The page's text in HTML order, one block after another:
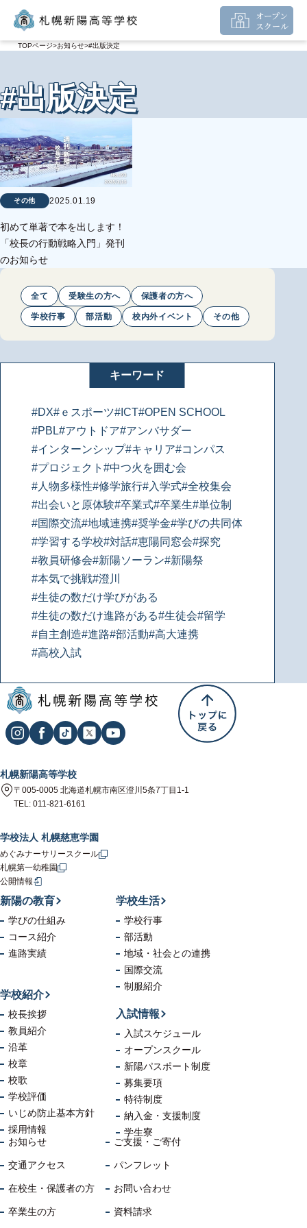
オープン
スクール
TOPページ お知らせ #出版決定
#出版決定
その他 2025.01.19
初めて単著で本を出します！
「校長の行動戦略入門」発刊
のお知らせ
全て 受験生の方へ 保護者の方へ
学校行事 部活動 校内外イベント その他
キーワード
#DX#ｅスポーツ#ICT#OPEN SCHOOL
#PBL#アウトドア#アンバサダー
#インターンシップ#キャリア#コンパス
#プロジェクト #中つ火を囲む会
#人物多様性#修学旅行#入学式#全校集会
#出会いと原体験#卒業式#卒業生#単位制
#国際交流#地域連携#奨学金#学びの共同体
#学習する学校#対話#恵陽同窓会#探究
#教員研修会#新陽ソーラン#新陽祭
#本気で挑戦#澄川
#生徒の数だけ学びがある
#生徒の数だけ進路がある#生徒会#留学
#自主創造#進路#部活動#高大連携
#高校入試
札幌新陽高等学校
〒005-0005 北海道札幌市南区澄川5条7丁目1-1
TEL: 011-821-6161
学校法人 札幌慈恵学園
めぐみナーサリースクール
札幌第一幼稚園
公開情報
新陽の教育
学びの仕組み
コース紹介
進路実績
学校生活
学校行事
部活動
地域・社会との連携
国際交流
制服紹介
学校紹介
校長挨拶
教員紹介
沿革
校章
校歌
学校評価
いじめ防止基本方針
採用情報
入試情報
入試スケジュール
オープンスクール
新陽パスポート制度
募集要項
特待制度
納入金・支援制度
学生寮
お知らせ
交通アクセス
在校生・保護者の方
卒業生の方
ご支援・ご寄付
パンフレット
お問い合わせ
資料請求